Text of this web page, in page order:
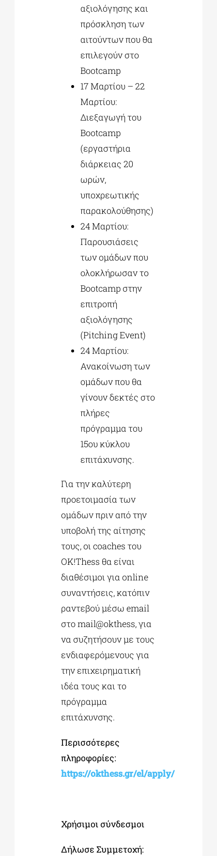
αξιολόγησης και
πρόσκληση των
αιτούντων που θα
επιλεγούν στο
Bootcamp
17 Μαρτίου – 22
Μαρτίου:
Διεξαγωγή του
Bootcamp
(εργαστήρια
διάρκειας 20
ωρών,
υποχρεωτικής
παρακολούθησης)
24 Μαρτίου:
Παρουσιάσεις
των ομάδων που
ολοκλήρωσαν το
Bootcamp στην
επιτροπή
αξιολόγησης
(Pitching Event)
24 Μαρτίου:
Ανακοίνωση των
ομάδων που θα
γίνουν δεκτές στο
πλήρες
πρόγραμμα του
15ου κύκλου
επιτάχυνσης.
Για την καλύτερη
προετοιμασία των
ομάδων πριν από την
υποβολή της αίτησης
τους, οι coaches του
OK!Thess θα είναι
διαθέσιμοι για online
συναντήσεις, κατόπιν
ραντεβού μέσω email
στο mail@okthess, για
να συζητήσουν με τους
ενδιαφερόμενους για
την επιχειρηματική
ιδέα τους και το
πρόγραμμα
επιτάχυνσης.
Περισσότερες
πληροφορίες:
https://okthess.gr/el/apply/
Χρήσιμοι σύνδεσμοι
Δήλωσε Συμμετοχή: